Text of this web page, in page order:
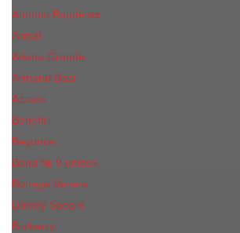
Antonio Banderas
Armaf
Ariana Grande
Armand Basi
Azzaro
Benefit
Beyonce
Bond № 9 unisex
Bottega Veneta
Britney Spears
Burberry